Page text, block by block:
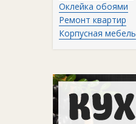
Оклейка обоями
Ремонт квартир
Корпусная мебель